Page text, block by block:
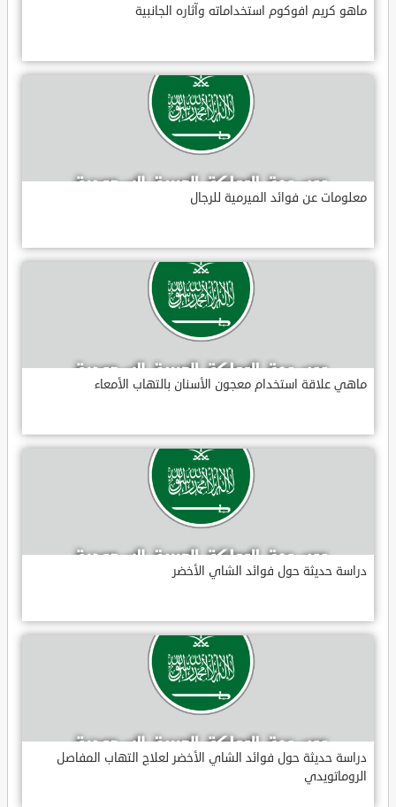
ماهو كريم افوكوم استخداماته وآثاره الجانبية
معلومات عن فوائد الميرمية للرجال
ماهي علاقة استخدام معجون الأسنان بالتهاب الأمعاء
دراسة حديثة حول فوائد الشاي الأخضر
دراسة حديثة حول فوائد الشاي الأخضر لعلاج التهاب المفاصل
الروماتويدي